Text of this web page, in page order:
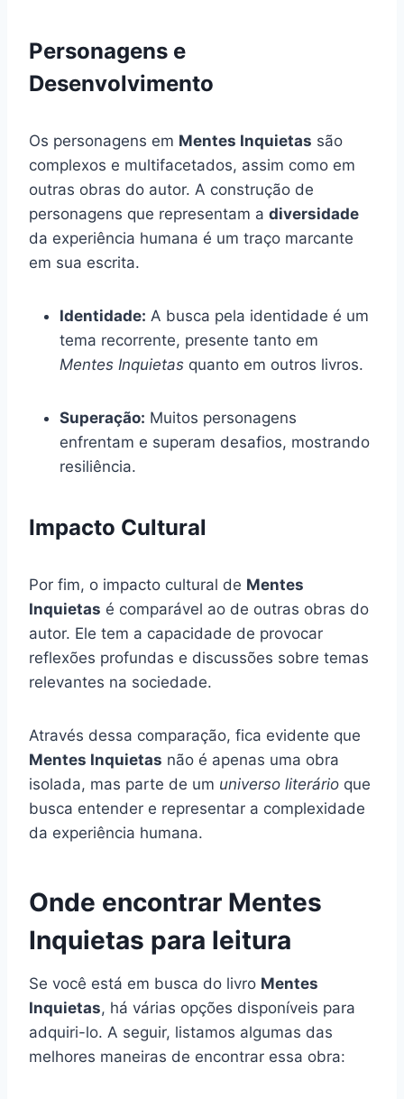
Personagens e
Desenvolvimento
Os personagens em Mentes Inquietas são
complexos e multifacetados, assim como em
outras obras do autor. A construção de
personagens que representam a diversidade
da experiência humana é um traço marcante
em sua escrita.
Identidade: A busca pela identidade é um
tema recorrente, presente tanto em
Mentes Inquietas quanto em outros livros.
Superação: Muitos personagens
enfrentam e superam desafios, mostrando
resiliência.
Impacto Cultural
Por fim, o impacto cultural de Mentes
Inquietas é comparável ao de outras obras do
autor. Ele tem a capacidade de provocar
reflexões profundas e discussões sobre temas
relevantes na sociedade.
Através dessa comparação, fica evidente que
Mentes Inquietas não é apenas uma obra
isolada, mas parte de um universo literário que
busca entender e representar a complexidade
da experiência humana.
Onde encontrar Mentes
Inquietas para leitura
Se você está em busca do livro Mentes
Inquietas, há várias opções disponíveis para
adquiri-lo. A seguir, listamos algumas das
melhores maneiras de encontrar essa obra: